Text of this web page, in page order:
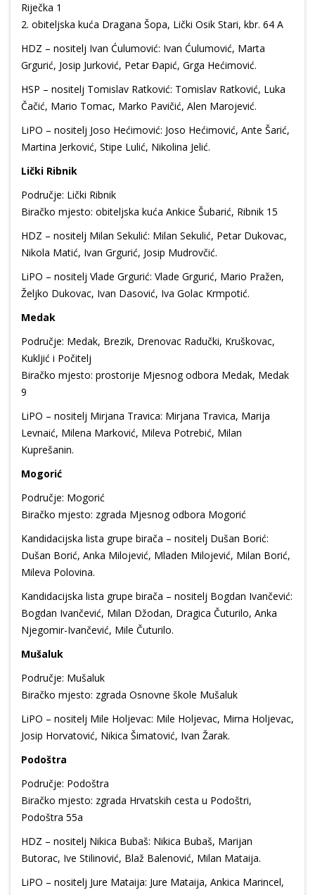
Riječka 1
2.⁠ ⁠obiteljska kuća Dragana Šopa, Lički Osik Stari, kbr. 64 A
HDZ – nositelj Ivan Ćulumović: Ivan Ćulumović, Marta
Grgurić, Josip Jurković, Petar Đapić, Grga Hećimović.
HSP – nositelj Tomislav Ratković: Tomislav Ratković, Luka
Čačić, Mario Tomac, Marko Pavičić, Alen Marojević.
LiPO – nositelj Joso Hećimović: Joso Hećimović, Ante Šarić,
Martina Jerković, Stipe Lulić, Nikolina Jelić.
Lički Ribnik
Područje: Lički Ribnik
Biračko mjesto: obiteljska kuća Ankice Šubarić, Ribnik 15
HDZ – nositelj Milan Sekulić: Milan Sekulić, Petar Dukovac,
Nikola Matić, Ivan Grgurić, Josip Mudrovčić.
LiPO – nositelj Vlade Grgurić: Vlade Grgurić, Mario Pražen,
Željko Dukovac, Ivan Dasović, Iva Golac Krmpotić.
Medak
Područje: Medak, Brezik, Drenovac Radučki, Kruškovac,
Kukljić i Počitelj
Biračko mjesto: prostorije Mjesnog odbora Medak, Medak
9
LiPO – nositelj Mirjana Travica: Mirjana Travica, Marija
Levnaić, Milena Marković, Mileva Potrebić, Milan
Kuprešanin.
Mogorić
Područje: Mogorić
Biračko mjesto: zgrada Mjesnog odbora Mogorić
Kandidacijska lista grupe birača – nositelj Dušan Borić:
Dušan Borić, Anka Milojević, Mladen Milojević, Milan Borić,
Mileva Polovina.
Kandidacijska lista grupe birača – nositelj Bogdan Ivančević:
Bogdan Ivančević, Milan Džodan, Dragica Čuturilo, Anka
Njegomir-Ivančević, Mile Čuturilo.
Mušaluk
Područje: Mušaluk
Biračko mjesto: zgrada Osnovne škole Mušaluk
LiPO – nositelj Mile Holjevac: Mile Holjevac, Mirna Holjevac,
Josip Horvatović, Nikica Šimatović, Ivan Žarak.
Podoštra
Područje: Podoštra
Biračko mjesto: zgrada Hrvatskih cesta u Podoštri,
Podoštra 55a
HDZ – nositelj Nikica Bubaš: Nikica Bubaš, Marijan
Butorac, Ive Stilinović, Blaž Balenović, Milan Mataija.
LiPO – nositelj Jure Mataija: Jure Mataija, Ankica Marincel,